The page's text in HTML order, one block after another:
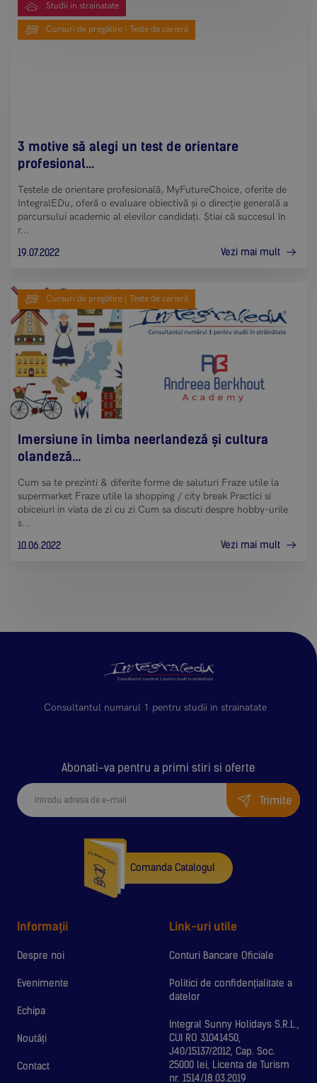
Studii in strainatate
Cursuri de pregătire | Teste de carieră
3 motive să alegi un test de orientare
profesional...
Testele de orientare profesională, MyFutureChoice, oferite de
IntegralEDu, oferă o evaluare obiectivă și o direcție generală a
parcursului academic al elevilor candidați. Știai că succesul în
r...
19.07.2022
Vezi mai mult
Cursuri de pregătire | Teste de carieră
Imersiune în limba neerlandeză și cultura
olandeză...
Cum sa te prezinti & diferite forme de saluturi Fraze utile la
supermarket Fraze utile la shopping / city break Practici si
obiceiuri in viata de zi cu zi Cum sa discuti despre hobby-urile
s...
10.06.2022
Vezi mai mult
Consultantul numarul 1 pentru studii in strainatate
Informații
Despre noi
Evenimente
Echipa
Noutăți
Contact
Link-uri utile
Conturi Bancare Oficiale
Politici de confidențialitate a
datelor
Integral Sunny Holidays S.R.L.,
CUI RO 31041450,
J40/15137/2012, Cap. Soc.
25000 lei, Licenta de Turism
nr. 1514/18.03.2019
Abonati-va pentru a primi stiri si oferte
Trimite
Comanda Catalogul